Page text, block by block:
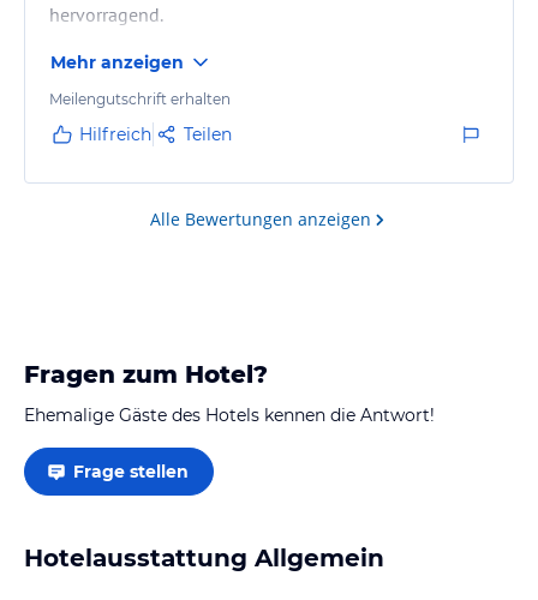
hervorragend.
Mehr anzeigen
Meilengutschrift erhalten
Hilfreich Teilen
Alle Bewertungen anzeigen
Fragen zum Hotel?
Ehemalige Gäste des Hotels kennen die Antwort!
Frage stellen
Hotelausstattung Allgemein